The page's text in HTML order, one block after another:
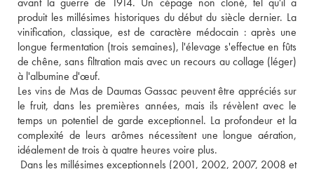
produit les millésimes historiques du début du siècle dernier. La
vinification, classique, est de caractère médocain : après une
longue fermentation (trois semaines), l'élevage s'effectue en fûts
de chêne, sans filtration mais avec un recours au collage (léger)
à l'albumine d'œuf.
Les vins de Mas de Daumas Gassac peuvent être appréciés sur
le fruit, dans les premières années, mais ils révèlent avec le
temps un potentiel de garde exceptionnel. La profondeur et la
complexité de leurs arômes nécessitent une longue aération,
idéalement de trois à quatre heures voire plus.
Dans les millésimes exceptionnels (2001, 2002, 2007, 2008 et